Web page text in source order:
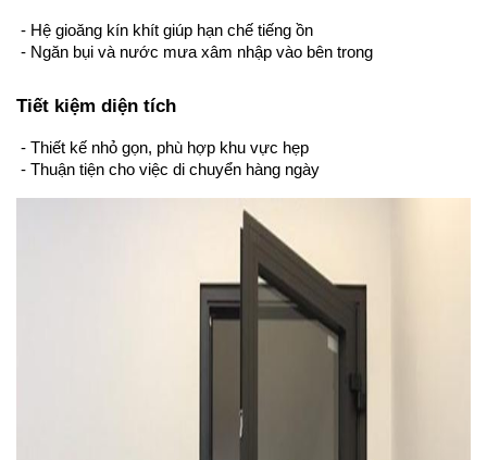
- Hệ gioăng kín khít giúp hạn chế tiếng ồn
- Ngăn bụi và nước mưa xâm nhập vào bên trong
Tiết kiệm diện tích
- Thiết kế nhỏ gọn, phù hợp khu vực hẹp
- Thuận tiện cho việc di chuyển hàng ngày